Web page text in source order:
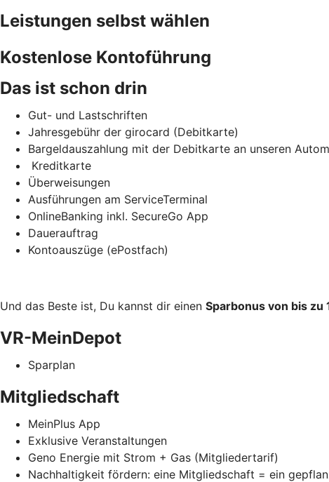
Leistungen selbst wählen
Kostenlose Kontoführung
Das ist schon drin
Gut- und Lastschriften
Jahresgebühr der girocard (Debitkarte)
Bargeldauszahlung mit der Debitkarte an unseren
Kreditkarte
Überweisungen
Ausführungen am ServiceTerminal
OnlineBanking inkl. SecureGo App
Dauerauftrag
Kontoauszüge (ePostfach)
Und das Beste ist, Du kannst dir einen Sparbonus von bis zu
VR-MeinDepot
Sparplan
Mitgliedschaft
MeinPlus App
Exklusive Veranstaltungen
Geno Energie mit Strom + Gas (Mitgliedertarif)
Nachhaltigkeit fördern: eine Mitgliedschaft = ein